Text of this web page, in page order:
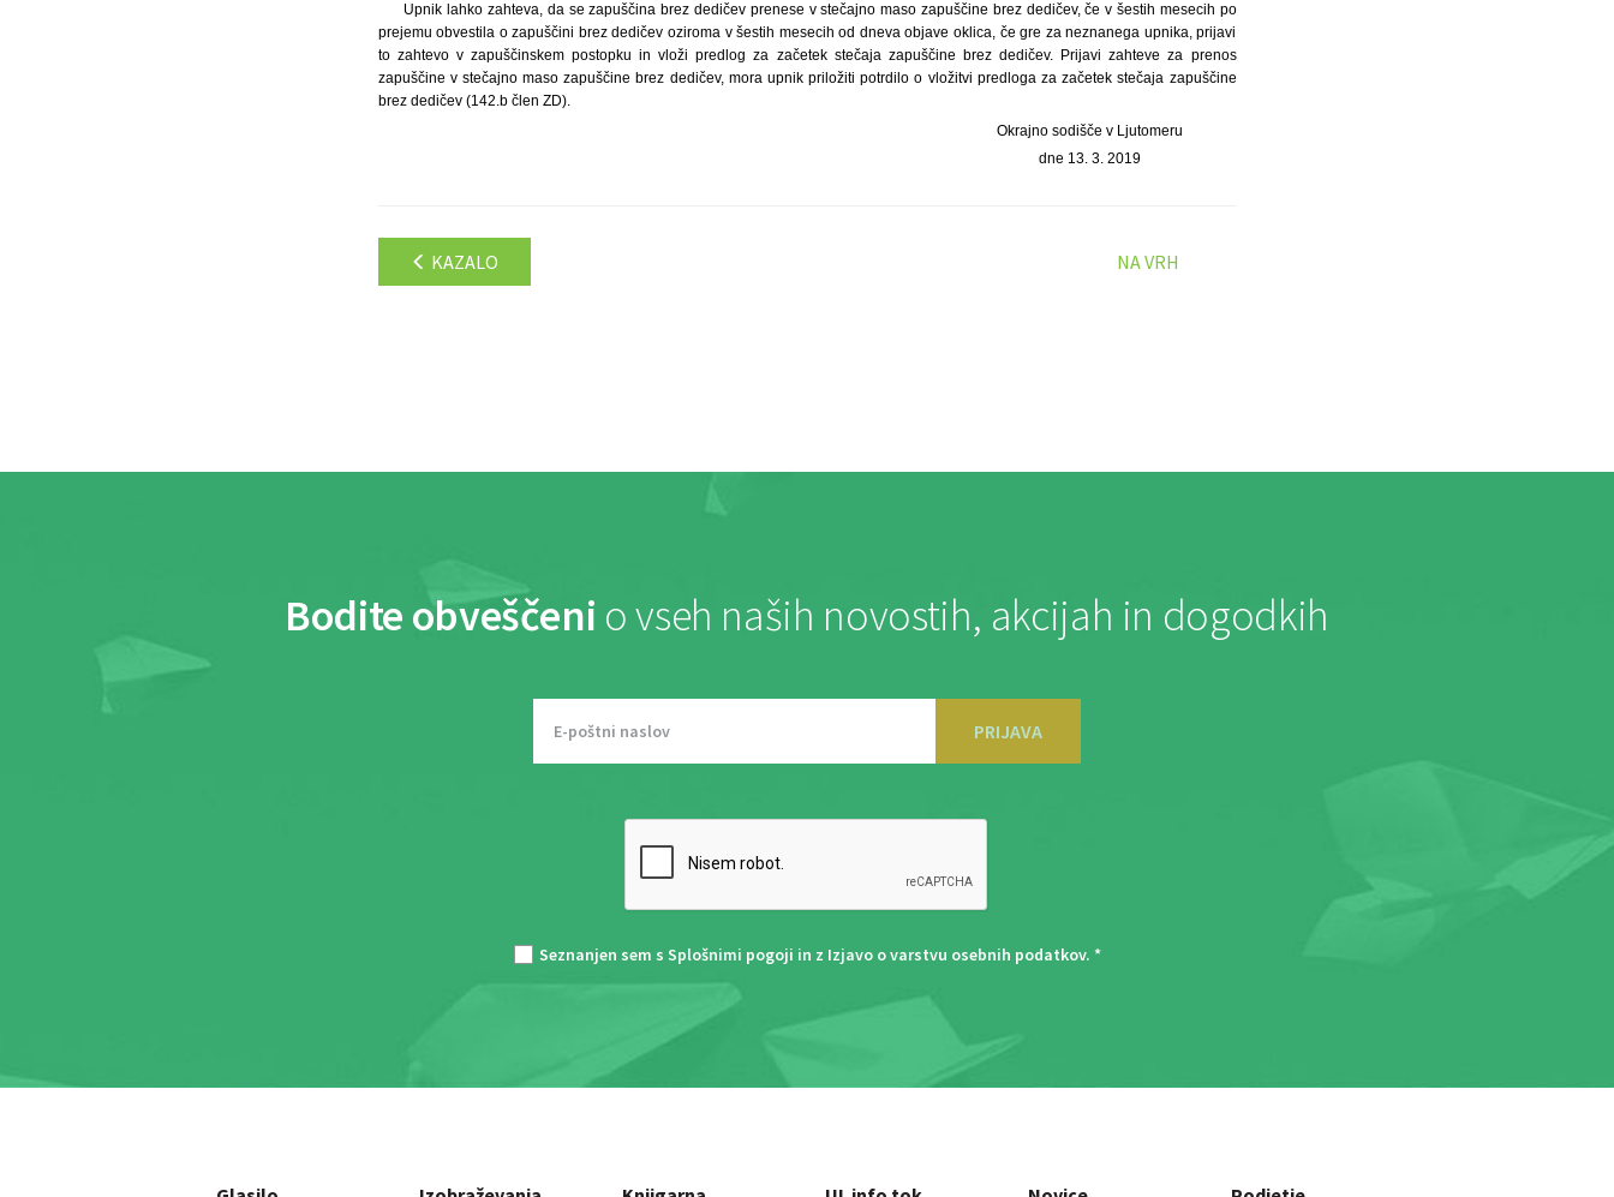
Upnik lahko zahteva, da se zapuščina brez dedičev prenese v stečajno maso zapuščine brez dedičev, če v šestih mesecih po
prejemu obvestila o zapuščini brez dedičev oziroma v šestih mesecih od dneva objave oklica, če gre za neznanega upnika, prijavi
to zahtevo v zapuščinskem postopku in vloži predlog za začetek stečaja zapuščine brez dedičev. Prijavi zahteve za prenos
zapuščine v stečajno maso zapuščine brez dedičev, mora upnik priložiti potrdilo o vložitvi predloga za začetek stečaja zapuščine
brez dedičev (142.b člen ZD).
Okrajno sodišče v Ljutomeru
dne 13. 3. 2019
KAZALO NA VRH
Bodite obveščeni o vseh naših novostih, akcijah in dogodkih
PRIJAVA
Seznanjen sem s Splošnimi pogoji in z Izjavo o varstvu osebnih podatkov. *